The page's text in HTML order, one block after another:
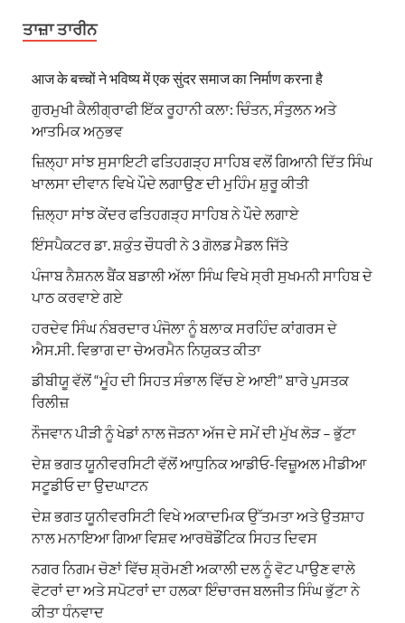
ਤਾਜ਼ਾ ਤਾਰੀਨ
आज के बच्चों ने भविष्य में एक सुंदर समाज का निर्माण करना है
ਗੁਰਮੁਖੀ ਕੈਲੀਗ੍ਰਾਫੀ ਇੱਕ ਰੂਹਾਨੀ ਕਲਾ: ਚਿੰਤਨ, ਸੰਤੁਲਨ ਅਤੇ
ਆਤਮਿਕ ਅਨੁਭਵ
ਜ਼ਿਲ੍ਹਾ ਸਾਂਝ ਸੁਸਾਇਟੀ ਫਤਿਹਗੜ੍ਹ ਸਾਹਿਬ ਵਲੋਂ ਗਿਆਨੀ ਦਿੱਤ ਸਿੰਘ
ਖਾਲਸਾ ਦੀਵਾਨ ਵਿਖੇ ਪੌਦੇ ਲਗਾਉਣ ਦੀ ਮੁਹਿੰਮ ਸ਼ੁਰੂ ਕੀਤੀ
ਜ਼ਿਲ੍ਹਾ ਸਾਂਝ ਕੇਂਦਰ ਫਤਿਹਗੜ੍ਹ ਸਾਹਿਬ ਨੇ ਪੌਦੇ ਲਗਾਏ
ਇੰਸਪੈਕਟਰ ਡਾ. ਸ਼ਕੁੰਤ ਚੌਧਰੀ ਨੇ 3 ਗੋਲਡ ਮੈਡਲ ਜਿੱਤੇ
ਪੰਜਾਬ ਨੈਸ਼ਨਲ ਬੈਂਕ ਬਡਾਲੀ ਅੱਲਾ ਸਿੰਘ ਵਿਖੇ ਸ੍ਰੀ ਸੁਖਮਨੀ ਸਾਹਿਬ ਦੇ
ਪਾਠ ਕਰਵਾਏ ਗਏ
ਹਰਦੇਵ ਸਿੰਘ ਨੰਬਰਦਾਰ ਪੰਜੋਲਾ ਨੂੰ ਬਲਾਕ ਸਰਹਿੰਦ ਕਾਂਗਰਸ ਦੇ
ਐਸ.ਸੀ. ਵਿਭਾਗ ਦਾ ਚੇਅਰਮੈਨ ਨਿਯੁਕਤ ਕੀਤਾ
ਡੀਬੀਯੂ ਵੱਲੋਂ “ਮੂੰਹ ਦੀ ਸਿਹਤ ਸੰਭਾਲ ਵਿੱਚ ਏ ਆਈ” ਬਾਰੇ ਪੁਸਤਕ
ਰਿਲੀਜ਼
ਨੌਜਵਾਨ ਪੀੜੀ ਨੂੰ ਖੇਡਾਂ ਨਾਲ ਜੋੜਨਾ ਅੱਜ ਦੇ ਸਮੇਂ ਦੀ ਮੁੱਖ ਲੋੜ – ਭੁੱਟਾ
ਦੇਸ਼ ਭਗਤ ਯੂਨੀਵਰਸਿਟੀ ਵੱਲੋਂ ਆਧੁਨਿਕ ਆਡੀਓ-ਵਿਜ਼ੂਅਲ ਮੀਡੀਆ
ਸਟੂਡੀਓ ਦਾ ਉਦਘਾਟਨ
ਦੇਸ਼ ਭਗਤ ਯੂਨੀਵਰਸਿਟੀ ਵਿਖੇ ਅਕਾਦਮਿਕ ਉੱਤਮਤਾ ਅਤੇ ਉਤਸ਼ਾਹ
ਨਾਲ ਮਨਾਇਆ ਗਿਆ ਵਿਸ਼ਵ ਆਰਥੋਡੌਂਟਿਕ ਸਿਹਤ ਦਿਵਸ
ਨਗਰ ਨਿਗਮ ਚੋਣਾਂ ਵਿੱਚ ਸ਼੍ਰੋਮਣੀ ਅਕਾਲੀ ਦਲ ਨੂੰ ਵੋਟ ਪਾਉਣ ਵਾਲੇ
ਵੋਟਰਾਂ ਦਾ ਅਤੇ ਸਪੋਟਰਾਂ ਦਾ ਹਲਕਾ ਇੰਚਾਰਜ ਬਲਜੀਤ ਸਿੰਘ ਭੁੱਟਾ ਨੇ
ਕੀਤਾ ਧੰਨਵਾਦ